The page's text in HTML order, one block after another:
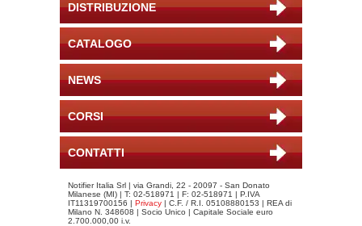
DISTRIBUZIONE
CATALOGO
NEWS
CORSI
CONTATTI
Notifier Italia Srl | via Grandi, 22 - 20097 - San Donato
Milanese (MI) | T: 02-518971 | F: 02-518971 | P.IVA
IT11319700156 | Privacy | C.F. / R.I. 05108880153 | REA di
Milano N. 348608 | Socio Unico | Capitale Sociale euro
2.700.000,00 i.v.